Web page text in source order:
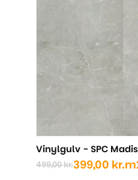
Vinylgulv - SPC
499,00kr.
Den
399,00 kr.
Den